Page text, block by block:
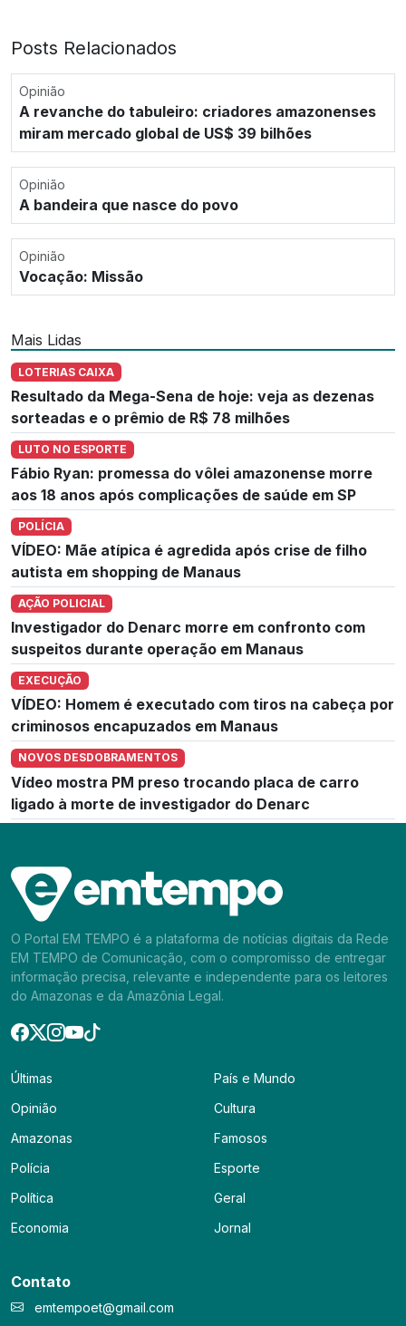
Posts Relacionados
Opinião
A revanche do tabuleiro: criadores amazonenses
miram mercado global de US$ 39 bilhões
Opinião
A bandeira que nasce do povo
Opinião
Vocação: Missão
Mais Lidas
LOTERIAS CAIXA
Resultado da Mega-Sena de hoje: veja as dezenas
sorteadas e o prêmio de R$ 78 milhões
LUTO NO ESPORTE
Fábio Ryan: promessa do vôlei amazonense morre
aos 18 anos após complicações de saúde em SP
POLÍCIA
VÍDEO: Mãe atípica é agredida após crise de filho
autista em shopping de Manaus
AÇÃO POLICIAL
Investigador do Denarc morre em confronto com
suspeitos durante operação em Manaus
EXECUÇÃO
VÍDEO: Homem é executado com tiros na cabeça por
criminosos encapuzados em Manaus
NOVOS DESDOBRAMENTOS
Vídeo mostra PM preso trocando placa de carro
ligado à morte de investigador do Denarc
O Portal EM TEMPO é a plataforma de notícias digitais da Rede
EM TEMPO de Comunicação, com o compromisso de entregar
informação precisa, relevante e independente para os leitores
do Amazonas e da Amazônia Legal.
Últimas
Opinião
Amazonas
Polícia
Política
Economia
País e Mundo
Cultura
Famosos
Esporte
Geral
Jornal
Contato
emtempoet@gmail.com